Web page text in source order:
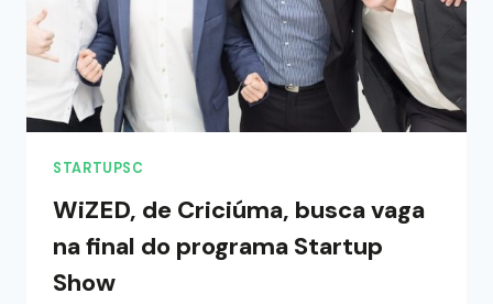
STARTUPSC
WiZED, de Criciúma, busca vaga
na final do programa Startup
Show